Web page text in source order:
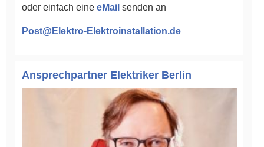
oder einfach eine eMail senden an
Post@Elektro-Elektroinstallation.de
Ansprechpartner Elektriker Berlin